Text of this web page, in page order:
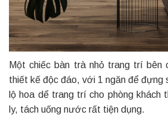
Một chiếc bàn trà nhỏ trang trí bên
thiết kế độc đáo, với 1 ngăn để đựng
lộ hoa dể trang trí cho phòng khách
ly, tách uống nước rất tiện dụng.